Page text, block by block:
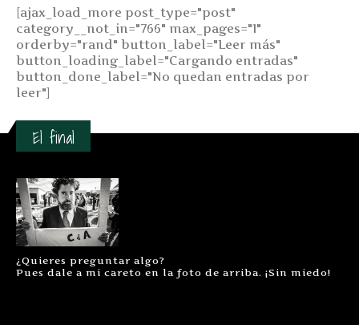
[ajax_load_more post_type="post"
category__not_in="766" max_pages="1"
orderby="rand" button_label="Leer más"
button_loading_label="Cargando entradas"
button_done_label="No quedan entradas por
leer"]
El final
¿Quieres preguntar algo?
Pues dale a mi careto en la foto de arriba. ¡Sin miedo!